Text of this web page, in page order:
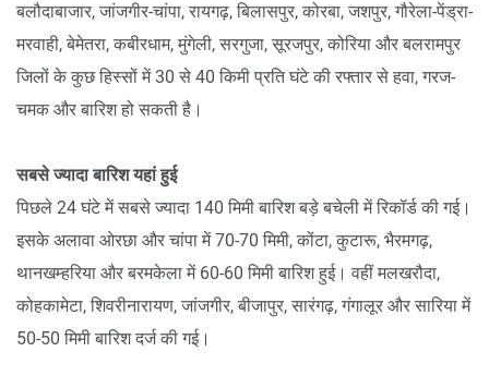
बलौदाबाजार, जांजगीर-चांपा, रायगढ़, बिलासपुर, कोरबा, जशपुर, गौरेला-पेंड्रा-
मरवाही, बेमेतरा, कबीरधाम, मुंगेली, सरगुजा, सूरजपुर, कोरिया और बलरामपुर
जिलों के कुछ हिस्सों में 30 से 40 किमी प्रति घंटे की रफ्तार से हवा, गरज-
चमक और बारिश हो सकती है।
सबसे ज्यादा बारिश यहां हुई
पिछले 24 घंटे में सबसे ज्यादा 140 मिमी बारिश बड़े बचेली में रिकॉर्ड की गई।
इसके अलावा ओरछा और चांपा में 70-70 मिमी, कोंटा, कुटारू, भैरमगढ़,
थानखम्हरिया और बरमकेला में 60-60 मिमी बारिश हुई। वहीं मलखरौदा,
कोहकामेटा, शिवरीनारायण, जांजगीर, बीजापुर, सारंगढ़, गंगालूर और सारिया में
50-50 मिमी बारिश दर्ज की गई।